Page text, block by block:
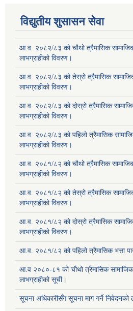
विद्युतीय शुसासन सेवा
आ.व. २०८२/८३ को चौथो त्रैमासिक सामाजिक
लाभग्राहीको विवरण।
आ.व. २०८२/८३ को तेस्रो त्रैमासिक सामाजिक
लाभग्राहीको विवरण।
आ.व. २०८२/८३ को दोस्रो त्रैमासिक सामाजिक
लाभग्राहीको विवरण।
आ.व. २०८२/८३ को पहिलो त्रैमासिक सामाजिक
लाभग्राहीको विवरण।
आ.व. २०८१/८२ को चौथो त्रैमासिक सामाजिक
लाभग्राहीको विवरण।
आ.व. २०८१/८२ को तेस्रो त्रैमासिक सामाजिक
लाभग्राहीको विवरण।
आ.व. २०८१/८२ को दोस्रो त्रैमासिक सामाजिक
लाभग्राहीको विवरण।
आ.व. २०८१/८२ को पहिलो त्रैमासिक भत्ता
आ.व २०८०-८१ को चौथो त्रैमासिक सामाजिक
लाभग्राहीको सूची।
सूचना अधिकारीसँग सूचना माग गर्ने निवेदनको